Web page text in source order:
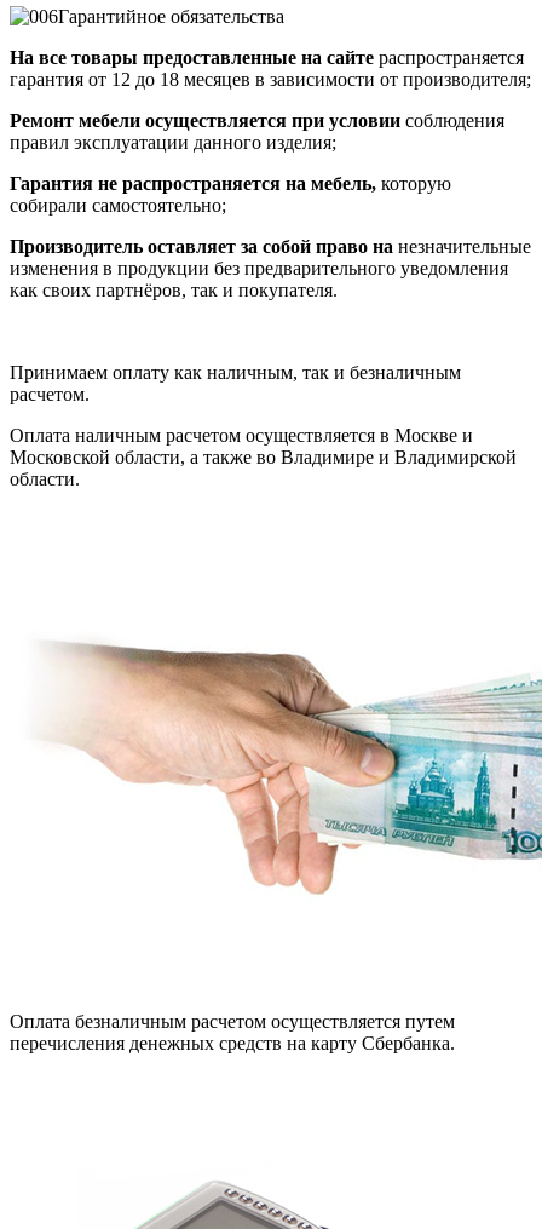
Гарантийное обязательства
На все товары предоставленные на сайте распространяется
гарантия от 12 до 18 месяцев в зависимости от производителя;
Ремонт мебели осуществляется при условии соблюдения
правил эксплуатации данного изделия;
Гарантия не распространяется на мебель, которую
собирали самостоятельно;
Производитель оставляет за собой право на незначительные
изменения в продукции без предварительного уведомления
как своих партнёров, так и покупателя.
Принимаем оплату как наличным, так и безналичным
расчетом.
Оплата наличным расчетом осуществляется в Москве и
Московской области, а также во Владимире и Владимирской
области.
Оплата безналичным расчетом осуществляется путем
перечисления денежных средств на карту Сбербанка.